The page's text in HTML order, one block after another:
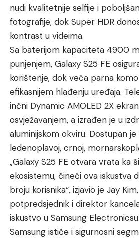
nudi kvalitetnije selfije i
fotografije, dok Super HDR
kontrast u videima.
Sa baterijom kapaciteta 4900
punjenjem, Galaxy S25 FE
korištenje, dok veća parna
efikasnijem hlađenju uređaja.
inčni Dynamic AMOLED 2X
osvježavanjem, a izrađen je u
aluminijskom okviru. Dostupan
ledenoplavoj, crnoj,
„Galaxy S25 FE otvara vrata ka
ekosistemu, čineći ova iskustva
broju korisnika“, izjavio je Jay
potpredsjednik i direktor
iskustvo u Samsung Electronicsu.
Samsung ističe i sigurnosni